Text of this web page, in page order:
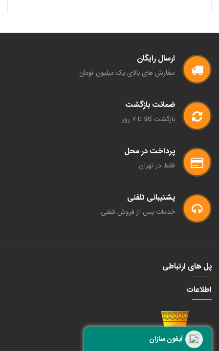
ارسال رایگان
سفارش های بالای یک میلیون تومان
ضمانت بازگشت
بازگشت کالا تا ۷ روز
پرداخت در محل
فقط در تهران
پشتیبانی تلفنی
خدمات پس از فروش تلفنی
پل های ارتباطی
اطلاعات
آیفون سازان